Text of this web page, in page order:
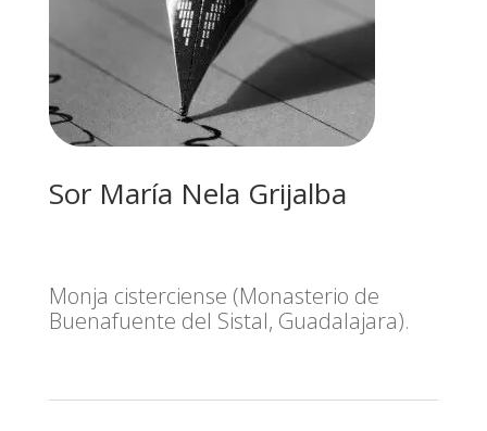
Sor María Nela Grijalba
Monja cisterciense (Monasterio de
Buenafuente del Sistal, Guadalajara).